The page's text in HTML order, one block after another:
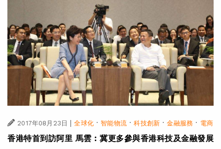
2017年08月23日 | 全球化·智能物流·科技創新 ·金融服務 · 電商
香港特首到訪阿里 馬雲︰冀更多參與香港科技及金融發展